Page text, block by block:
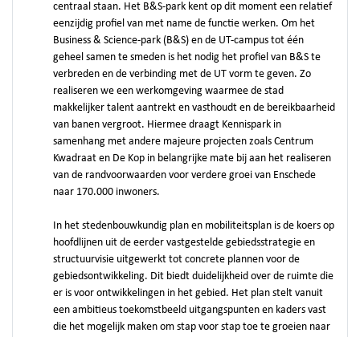
centraal staan. Het B&S-park kent op dit moment een relatief
eenzijdig profiel van met name de functie werken. Om het
Business & Science-park (B&S) en de UT-campus tot één
geheel samen te smeden is het nodig het profiel van B&S te
verbreden en de verbinding met de UT vorm te geven. Zo
realiseren we een werkomgeving waarmee de stad
makkelijker talent aantrekt en vasthoudt en de bereikbaarheid
van banen vergroot. Hiermee draagt Kennispark in
samenhang met andere majeure projecten zoals Centrum
Kwadraat en De Kop in belangrijke mate bij aan het realiseren
van de randvoorwaarden voor verdere groei van Enschede
naar 170.000 inwoners.
In het stedenbouwkundig plan en mobiliteitsplan is de koers op
hoofdlijnen uit de eerder vastgestelde gebiedsstrategie en
structuurvisie uitgewerkt tot concrete plannen voor de
gebiedsontwikkeling. Dit biedt duidelijkheid over de ruimte die
er is voor ontwikkelingen in het gebied. Het plan stelt vanuit
een ambitieus toekomstbeeld uitgangspunten en kaders vast
die het mogelijk maken om stap voor stap toe te groeien naar